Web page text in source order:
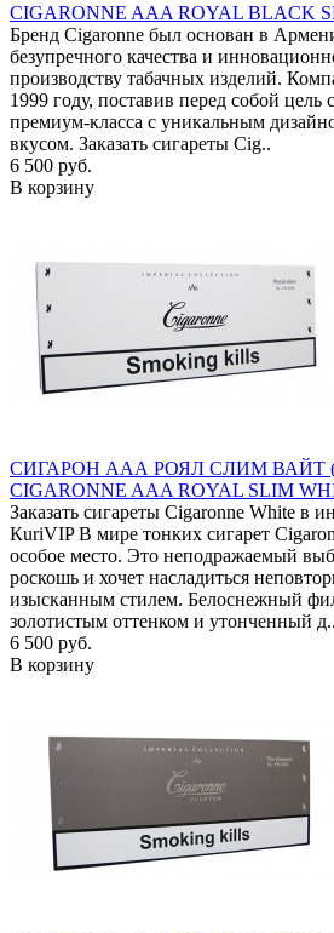
CIGARONNE AAA ROYAL BLACK
Бренд Cigaronne был основан в
безупречного качества и
производству табачных изделий.
1999 году, поставив перед собой цель
премиум-класса с уникальным
вкусом. Заказать сигареты Cig..
6 500 руб.
В корзину
СИГАРОН ААА РОЯЛ СЛИМ ВАЙТ
CIGARONNE AAA ROYAL SLIM
Заказать сигареты Cigaronne White в
КuriVIP В мире тонких сигарет
особое место. Это неподражаемый
роскошь и хочет насладиться
изысканным стилем. Белоснежный
золотистым оттенком и утонченный д..
6 500 руб.
В корзину